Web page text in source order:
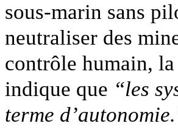
sous-marin sans
neutraliser des
contrôle humain,
indique que “les
terme